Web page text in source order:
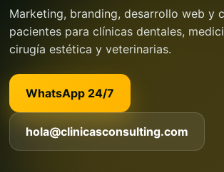
Marketing, branding, desarrollo web y
pacientes para clínicas dentales,
cirugía estética y veterinarias.
WhatsApp 24/7
hola@clinicasconsulting.com